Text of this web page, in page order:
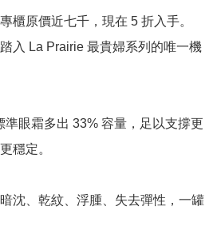
櫃原價近七千，現在 5 折入手。
入 La Prairie 最貴婦系列的唯一機
準眼霜多出 33% 容量，足以支撐更
穩定。
沈、乾紋、浮腫、失去彈性，一罐